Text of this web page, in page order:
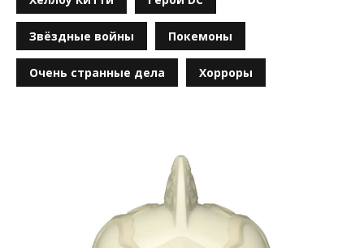
Звёздные войны Покемоны
Очень странные дела Хорроры